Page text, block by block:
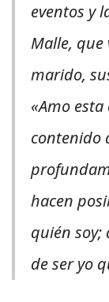
eventos y
Malle,
marido,
«Amo
contenido
hacen
quién soy;
de ser yo